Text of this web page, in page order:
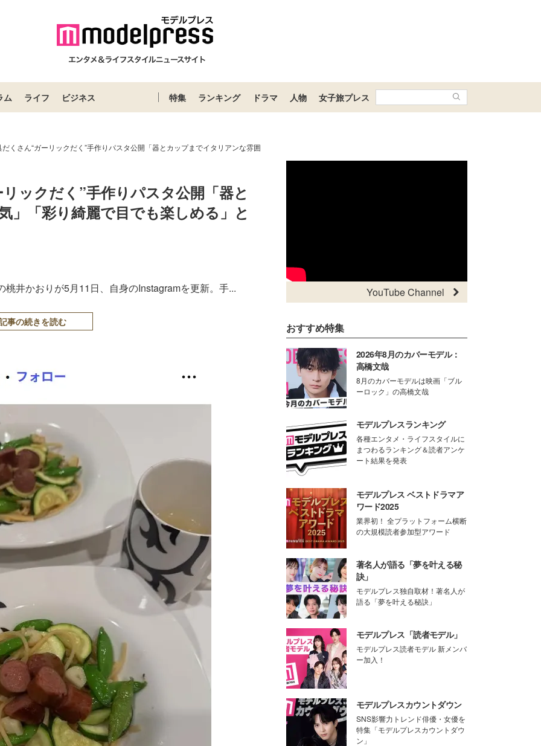
ム ライフ ビジネス 特集 ランキング ドラマ 人物 女子旅プレス
くさん“ガーリックだく”手作りパスタ公開「器とカップまでイタリアンな雰囲
ックだく”手作りパスタ公開「器と
」「彩り綺麗で目でも楽しめる」と
井かおりが5月11日、自身のInstagramを更新。手...
事の続きを読む
YouTube Channel
おすすめ特集
2026年8月のカバーモデル：
高橋文哉
8月のカバーモデルは映画「ブル
ーロック」の高橋文哉
モデルプレスランキング
各種エンタメ・ライフスタイルに
まつわるランキング＆読者アンケ
ート結果を発表
モデルプレス ベストドラマア
ワード2025
業界初！ 全プラットフォーム横断
の大規模読者参加型アワード
著名人が語る「夢を叶える秘
訣」
モデルプレス独自取材！著名人が
語る「夢を叶える秘訣」
モデルプレス「読者モデル」
モデルプレス読者モデル 新メンバ
ー加入！
モデルプレスカウントダウン
SNS影響力トレンド俳優・女優を
特集「モデルプレスカウントダウ
ン」